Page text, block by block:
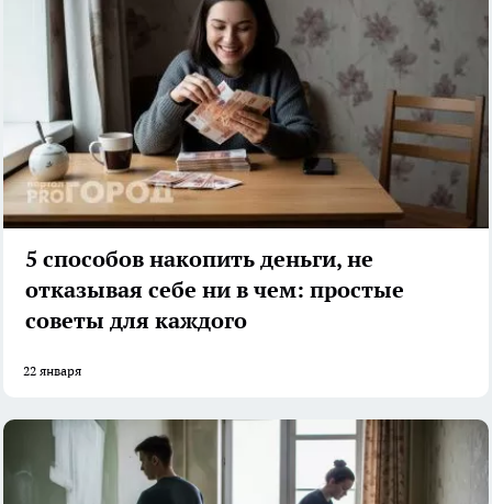
5 способов накопить деньги, не
отказывая себе ни в чем: простые
советы для каждого
22 января